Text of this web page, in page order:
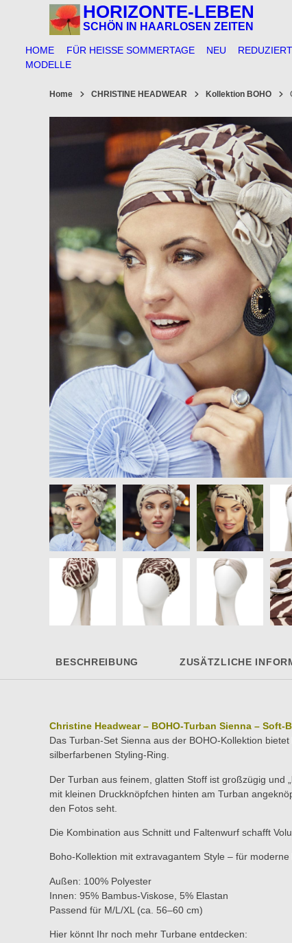
HORIZONTE-LEBEN
SCHÖN IN HAARLOSEN ZEITEN
HOME FÜR HEISSE SOMMERTAGE NEU REDUZIERT
MODELLE
Home CHRISTINE HEADWEAR Kollektion BOHO
BESCHREIBUNG ZUSÄTZLICHE
Christine Headwear – BOHO-Turban Sienna – Soft-
Das Turban-Set Sienna aus der BOHO-Kollektion
silberfarbenen Styling-Ring.
Der Turban aus feinem, glatten Stoff ist großzügig und
mit kleinen Druckknöpfchen hinten am Turban
den Fotos seht.
Die Kombination aus Schnitt und Faltenwurf schafft
Boho-Kollektion mit extravagantem Style – für
Außen: 100% Polyester
Innen: 95% Bambus-Viskose, 5% Elastan
Passend für M/L/XL (ca. 56–60 cm)
Hier könnt Ihr noch mehr Turbane entdecken: